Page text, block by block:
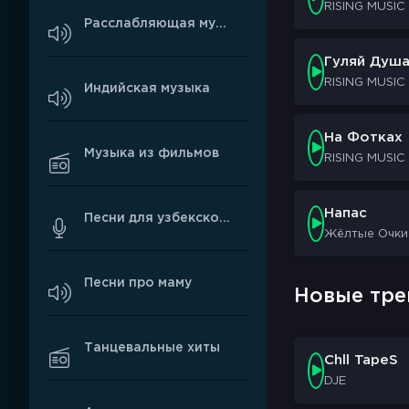
Ну почему ей
А мы залетаем
Сегодня чья-
А ты по моим
Красивая
Она хочет
Она дико
Малая хочет
Ты меня
RISING MUSIC
Гуляй Душа
RISING MUSIC
На Фотках
RISING MUSIC
Напас
Жёлтые Очки
Новые
Chll TapeS
DJE
Расслабляющая музыка
Индийская музыка
Музыка из фильмов
Песни для узбекской свадьбы
Песни про маму
Танцевальные хиты